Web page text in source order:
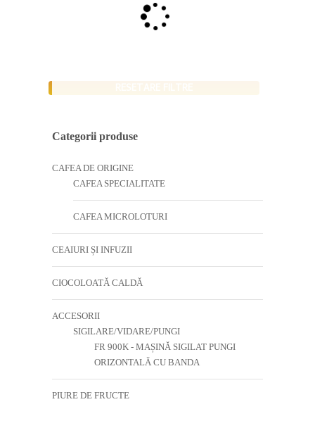
Categorii produse
CAFEA DE ORIGINE
CAFEA SPECIALITATE
CAFEA MICROLOTURI
CEAIURI ȘI INFUZII
CIOCOLOATĂ CALDĂ
ACCESORII
SIGILARE/VIDARE/PUNGI
FR 900K - MAȘINĂ SIGILAT PUNGI
ORIZONTALĂ CU BANDA
PIURE DE FRUCTE